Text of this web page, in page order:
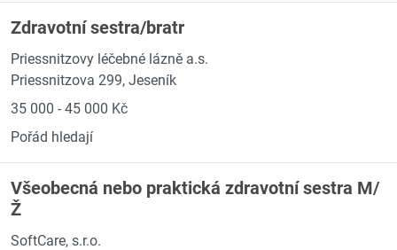
Zdravotní sestra/bratr
Priessnitzovy léčebné lázně a.s.
Priessnitzova 299, Jeseník
35 000 - 45 000 Kč
Pořád hledají
Všeobecná nebo praktická zdravotní sestra M/
Ž
SoftCare, s.r.o.